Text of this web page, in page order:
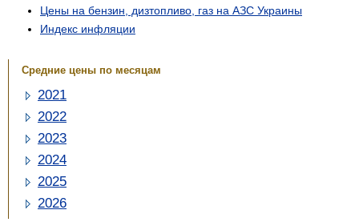
Цены на бензин, дизтопливо, газ на АЗС Украины
Индекс инфляции
Средние цены по месяцам
2021
2022
2023
2024
2025
2026